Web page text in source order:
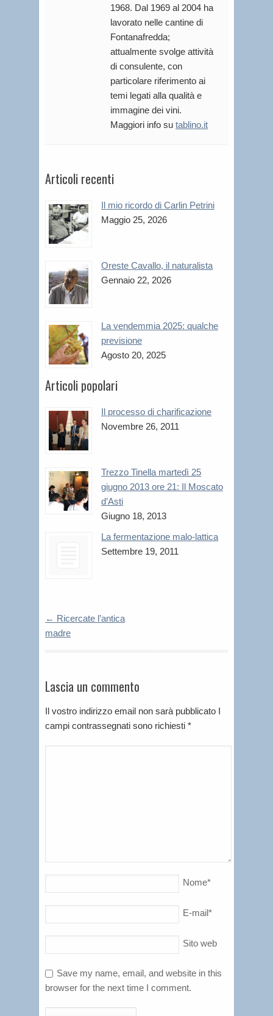
1968. Dal 1969 al 2004 ha
lavorato nelle cantine di
Fontanafredda;
attualmente svolge attività
di consulente, con
particolare riferimento ai
temi legati alla qualità e
immagine dei vini.
Maggiori info su tablino.it
Articoli recenti
Il mio ricordo di Carlin Petrini
Maggio 25, 2026
Oreste Cavallo, il naturalista
Gennaio 22, 2026
La vendemmia 2025: qualche
previsione
Agosto 20, 2025
Articoli popolari
Il processo di charificazione
Novembre 26, 2011
Trezzo Tinella martedì 25
giugno 2013 ore 21: Il Moscato
d’Asti
Giugno 18, 2013
La fermentazione malo-lattica
Settembre 19, 2011
← Ricercate l’antica
madre
Lascia un commento
Il vostro indirizzo email non sarà pubblicato I
campi contrassegnati sono richiesti *
Nome*
E-mail*
Sito web
Save my name, email, and website in this
browser for the next time I comment.